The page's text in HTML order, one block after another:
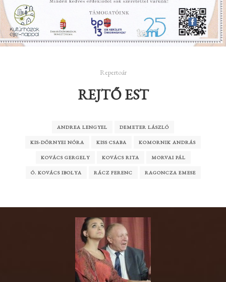
Repertoár
REJTŐ EST
ANDREA LENGYEL DEMETER LÁSZLÓ
KIS-DÖRNYEI NÓRA KISS CSABA KOMORNIK ANDRÁS
KOVÁCS GERGELY KOVÁCS RITA MORVAI PÁL
Ó. KOVÁCS IBOLYA RÁCZ FERENC RAGONCZA EMESE